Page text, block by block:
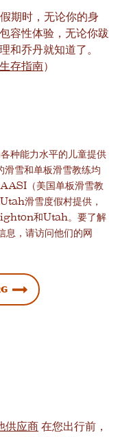
期时，无论你的身
容性体验，无论你跋
和乔丹就知道了。
存指南）
能力水平的儿童提供
雪和单板滑雪教练均
（美国单板滑雪教
滑雪度假村提供，
和Utah。要了解
息，请访问他们的网
供应商 在您出行前，